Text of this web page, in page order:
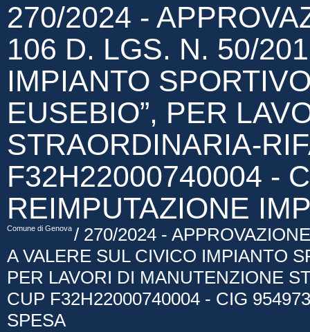
270/2024 -
106 D. LGS. N. 50/
IMPIANTO
EUSEBIO”, PER
STRAORDINARIA-
F32H22000740004 -
REIMPUTAZIONE
Comune di Genova / 270/2024 -
A VALERE SUL CIVICO IMPIANTO
PER LAVORI DI MANUTENZIONE
CUP F32H22000740004 - CIG
SPESA